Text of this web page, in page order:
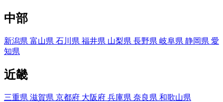
中部
新潟県 富山県 石川県 福井県 山梨県 長野県 岐阜県 静岡県 愛
知県
近畿
三重県 滋賀県 京都府 大阪府 兵庫県 奈良県 和歌山県